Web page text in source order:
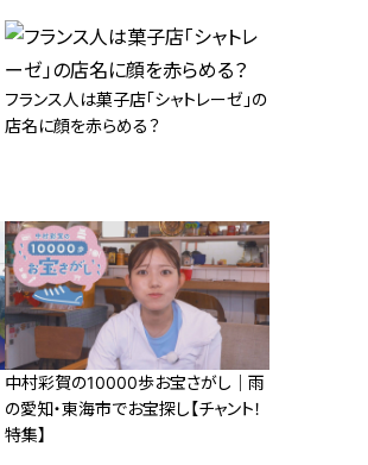
フランス人は菓子店「シャトレーゼ」の
店名に顔を赤らめる？
中村彩賀の10000歩お宝さがし｜雨
の愛知・東海市でお宝探し【チャント！
特集】